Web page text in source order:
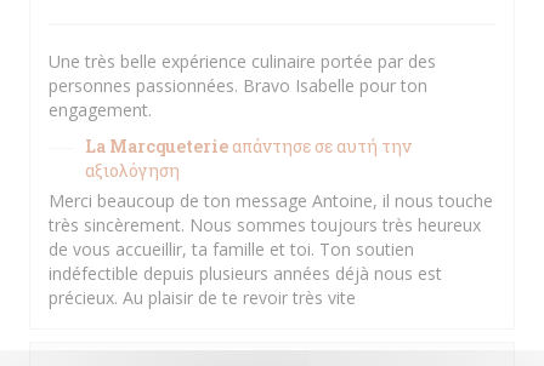
Une très belle expérience culinaire portée par des
personnes passionnées. Bravo Isabelle pour ton
engagement.
La Marcqueterie απάντησε σε αυτή την
αξιολόγηση
Merci beaucoup de ton message Antoine, il nous touche
très sincèrement. Nous sommes toujours très heureux
de vous accueillir, ta famille et toi. Ton soutien
indéfectible depuis plusieurs années déjà nous est
précieux. Au plaisir de te revoir très vite